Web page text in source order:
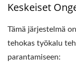
Keskeiset
Tämä järjestelmä
tehokas työkalu
parantamiseen: